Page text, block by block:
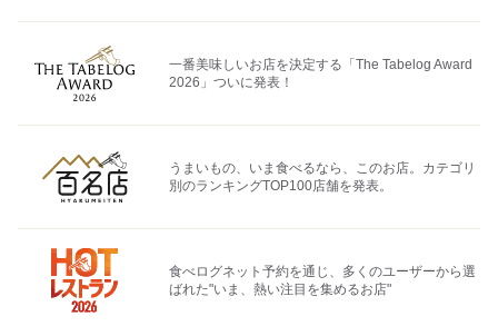
一番美味しいお店を決定する「The Tabelog Award
2026」ついに発表！
うまいもの、いま食べるなら、このお店。カテゴリ
別のランキングTOP100店舗を発表。
食べログネット予約を通じ、多くのユーザーから選
ばれた"いま、熱い注目を集めるお店"